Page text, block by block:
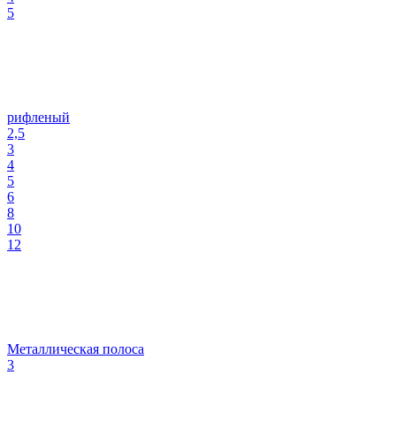
5
рифленый
2,5
3
4
5
6
8
10
12
Металлическая полоса
3